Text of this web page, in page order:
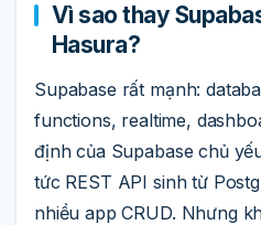
Vì sao thay
Hasura?
Supabase rất mạnh:
functions, realtime,
định của Supabase chủ
tức REST API sinh từ
nhiều app CRUD. Nhưng